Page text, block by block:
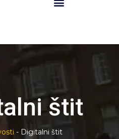
štit
- Digitalni štit